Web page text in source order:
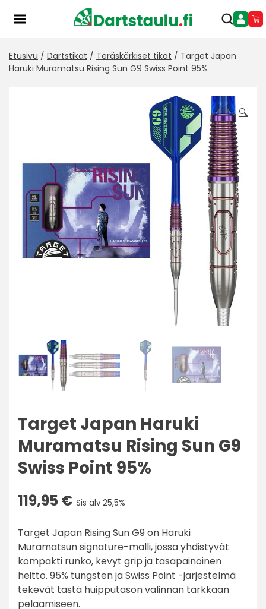
Etusivu / Dartstikat / Teräskärkiset tikat / Target Japan
Haruki Muramatsu Rising Sun G9 Swiss Point 95%
🔍
Target Japan Haruki
Muramatsu Rising Sun G9
Swiss Point 95%
119,95€ Sis alv 25,5%
Target Japan Rising Sun G9 on Haruki
Muramatsun signature-malli, jossa yhdistyvät
kompakti runko, kevyt grip ja tasapainoinen
heitto. 95% tungsten ja Swiss Point -järjestelmä
tekevät tästä huipputason valinnan tarkkaan
pelaamiseen.